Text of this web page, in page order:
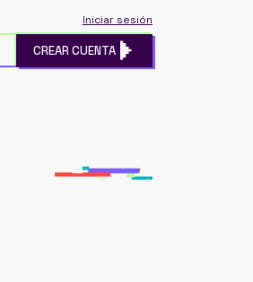
Iniciar sesión
CREAR CUENTA